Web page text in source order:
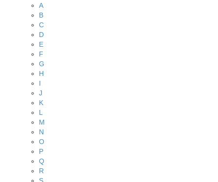
A
B
C
D
E
F
G
H
I
J
K
L
M
N
O
P
Q
R